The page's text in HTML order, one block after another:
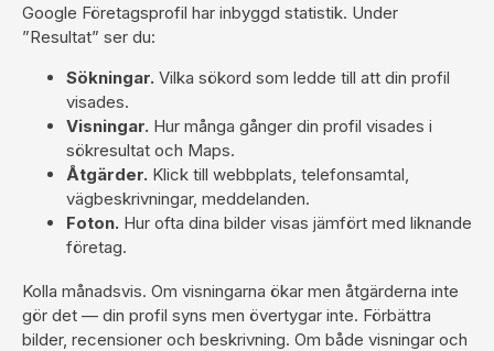
Google Företagsprofil har inbyggd statistik. Under
”Resultat” ser du:
Sökningar. Vilka sökord som ledde till att din profil
visades.
Visningar. Hur många gånger din profil visades i
sökresultat och Maps.
Åtgärder. Klick till webbplats, telefonsamtal,
vägbeskrivningar, meddelanden.
Foton. Hur ofta dina bilder visas jämfört med liknande
företag.
Kolla månadsvis. Om visningarna ökar men åtgärderna inte
gör det — din profil syns men övertygar inte. Förbättra
bilder, recensioner och beskrivning. Om både visningar och